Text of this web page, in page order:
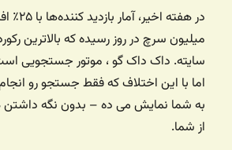
میلیون سرچ در روز رسیده که بالاترین
سایته. داک داک گو ، موتور جستجویی
اما با این اختلاف که فقط جستجو رو
به شما نمایش می ده – بدون نگه
از شما.